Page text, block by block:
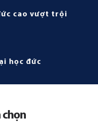
cao vượt trội
học đức
chọn